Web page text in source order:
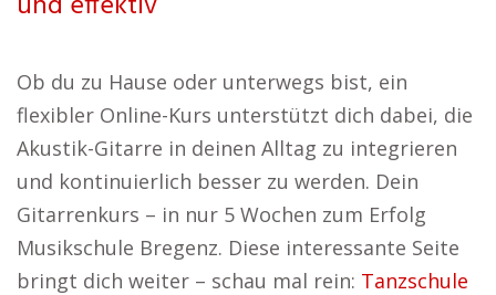
Ob du zu Hause oder unterwegs bist, ein
flexibler Online-Kurs unterstützt dich dabei, die
Akustik-Gitarre in deinen Alltag zu integrieren
und kontinuierlich besser zu werden. Dein
Gitarrenkurs – in nur 5 Wochen zum Erfolg
Musikschule Bregenz. Diese interessante Seite
bringt dich weiter – schau mal rein: Tanzschule